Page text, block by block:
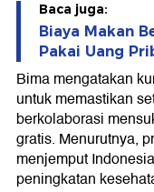
Baca juga:
Biaya Makan
Pakai Uang
Bima mengatakan
untuk memastikan
berkolaborasi
gratis. Menurutnya,
menjemput
peningkatan